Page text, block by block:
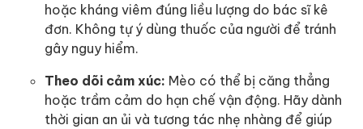
hoặc kháng viêm đúng liều lượng do bác sĩ kê
đơn. Không tự ý dùng thuốc của người để tránh
gây nguy hiểm.
Theo dõi cảm xúc: Mèo có thể bị căng thẳng
hoặc trầm cảm do hạn chế vận động. Hãy dành
thời gian an ủi và tương tác nhẹ nhàng để giúp